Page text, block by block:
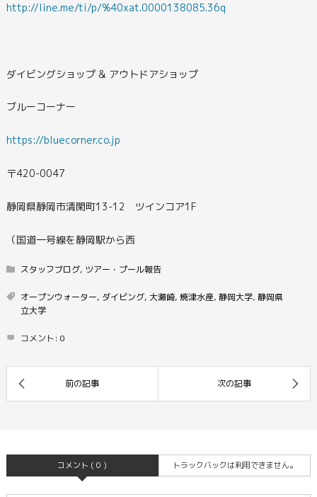
http://line.me/ti/p/%40xat.0000138085.36q
ダイビングショップ & アウトドアショップ
ブルーコーナー
https://bluecorner.co.jp
〒420-0047
静岡県静岡市清閑町13-12 ツインコア1F
（国道一号線を静岡駅から西
スタッフブログ, ツアー・プール報告
オープンウォーター, ダイビング, 大瀬崎, 焼津水産, 静岡大学, 静岡県
立大学
コメント: 0
コメント ( 0 ) トラックバックは利用できません。